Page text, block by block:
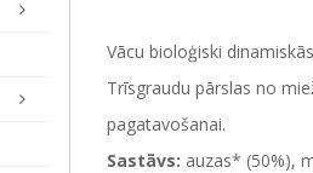
Vācu bioloģiski
Trīsgraudu pārslas no
pagatavošanai.
Sastāvs: auzas* (50%),